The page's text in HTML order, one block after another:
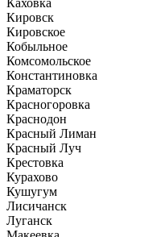
Каховка
Кировск
Кировское
Кобыльное
Комсомольское
Константиновка
Краматорск
Красногоровка
Краснодон
Красный Лиман
Красный Луч
Крестовка
Курахово
Кушугум
Лисичанск
Луганск